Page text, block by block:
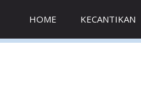
HOME KECANTIKAN